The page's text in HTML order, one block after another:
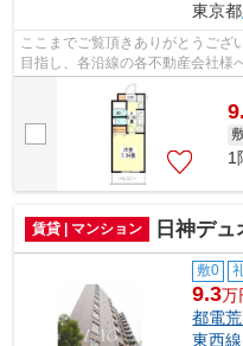
東京都
ここまでご覧頂きありがとうござ
目指し、各沿線の各不動産会社様
様へ提供しております！最新の情報
1
賃貸 | マンション 日神デュ
敷0
9.3万
都電
東西線